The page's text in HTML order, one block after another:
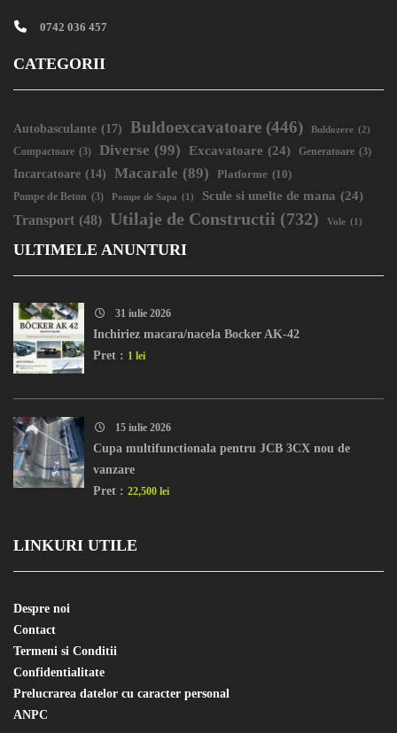
0742 036 457
CATEGORII
Autobasculante (17) Buldoexcavatoare (446) Buldozere (2)
Compactoare (3) Diverse (99) Excavatoare (24) Generatoare (3)
Incarcatoare (14) Macarale (89) Platforme (10)
Pompe de Beton (3) Pompe de Sapa (1) Scule si unelte de mana (24)
Transport (48) Utilaje de Constructii (732) Vole (1)
ULTIMELE ANUNTURI
31 iulie 2026
Inchiriez macara/nacela Bocker AK-42
Pret : 1 lei
15 iulie 2026
Cupa multifunctionala pentru JCB 3CX nou de
vanzare
Pret : 22,500 lei
LINKURI UTILE
Despre noi
Contact
Termeni si Conditii
Confidentialitate
Prelucrarea datelor cu caracter personal
ANPC